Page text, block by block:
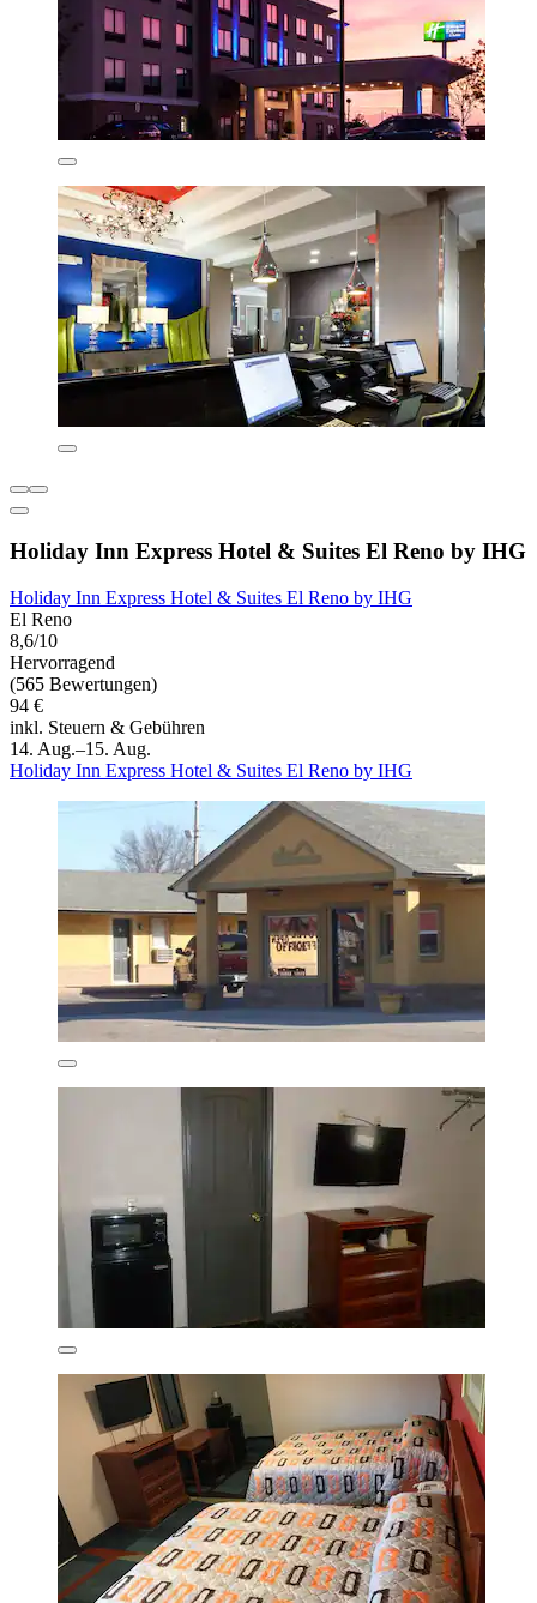
Holiday Inn Express Hotel & Suites El Reno by IHG
Holiday Inn Express Hotel & Suites El Reno by IHG
El Reno
8,6/10
Hervorragend
(565 Bewertungen)
94 €
inkl. Steuern & Gebühren
14. Aug.–15. Aug.
Holiday Inn Express Hotel & Suites El Reno by IHG